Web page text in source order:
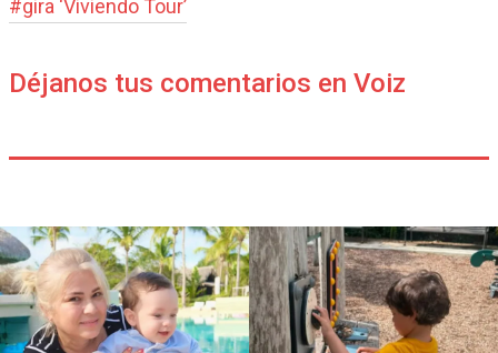
#gira ‘Viviendo Tour’
Déjanos tus comentarios en Voiz